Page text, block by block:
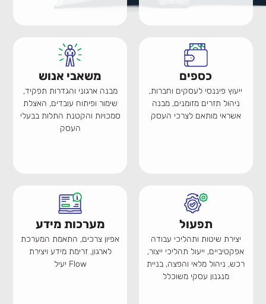
כספים
ייעוץ פיננסי לעסקים וחברות,
ניהול תזרים מזומנים, מבנה
אשראי מותאם לצרכי העסק
משאבי אנוש
מבנה ארגוני והגדרות תפקיד,
שימור ופיתוח עובדים, האצלת
סמכויות והקטנת התלות בבעלי
העסק
תפעול
יצירת שיטות ותהליכי עבודה
אפקטיביים, ייעול תהליכי ייצור,
רכש, ניהול מלאי והפצה, בניית
מנגנון עסקי משוכלל
מערכות מידע
אפיון צרכים, התאמת המערכת
לארגון, זרימת מידע ויצירת
Flow יעיל